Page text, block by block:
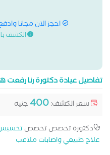
احجز الان مجانا
الكشف
تفاصيل عيادة دكتورة رنا رفعت
سعر الكشف:400 جنيه
دكتورة تخصص تخصص
علاج طبيعي واصابات ملاعب